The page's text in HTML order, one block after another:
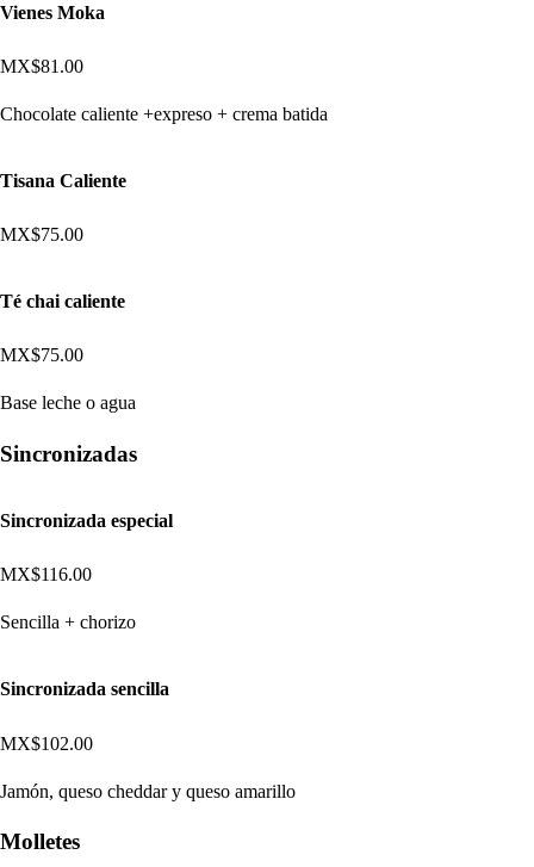
Vienes Moka
MX$81.00
Chocolate caliente +expreso + crema batida
Tisana Caliente
MX$75.00
Té chai caliente
MX$75.00
Base leche o agua
Sincronizadas
Sincronizada especial
MX$116.00
Sencilla + chorizo
Sincronizada sencilla
MX$102.00
Jamón, queso cheddar y queso amarillo
Molletes